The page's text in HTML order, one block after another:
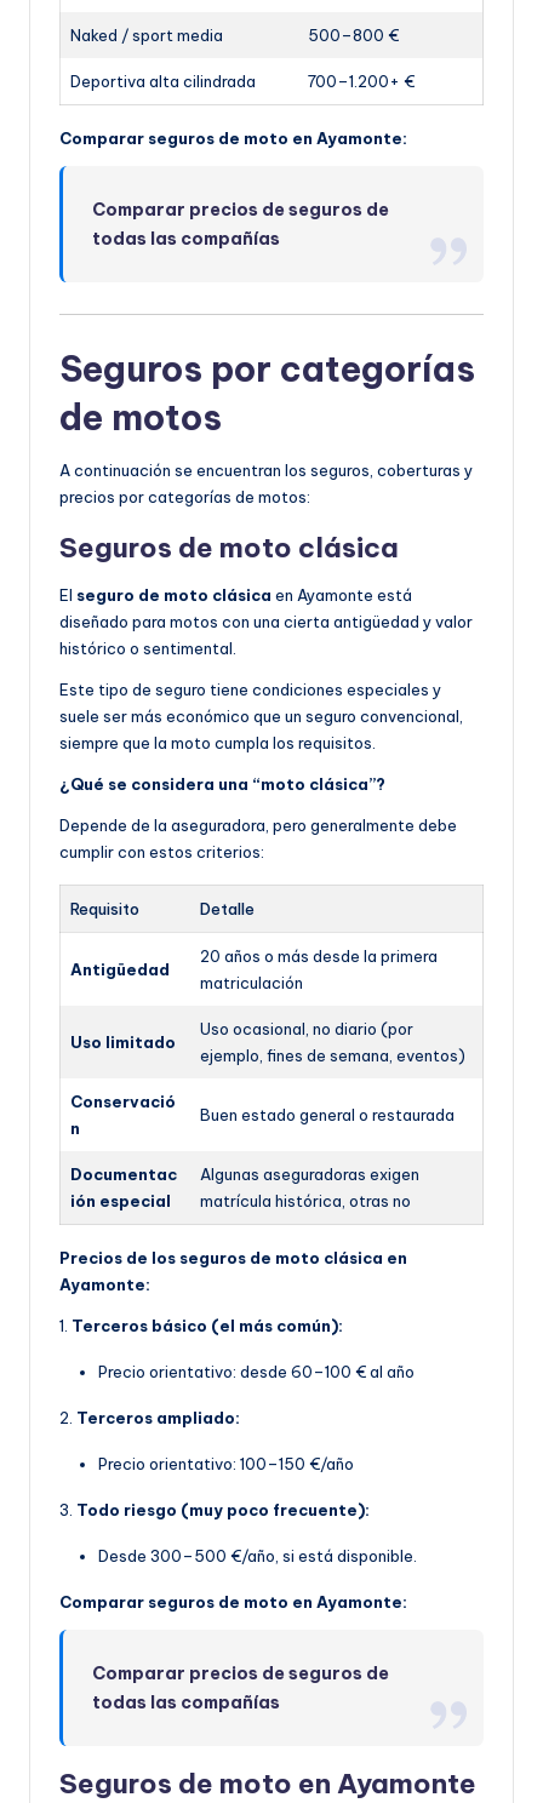
Naked / sport media 500–800 €
Deportiva alta cilindrada 700–1.200+ €
Comparar seguros de moto en Ayamonte:
Comparar precios de seguros de
todas las compañías
Seguros por categorías
de motos
A continuación se encuentran los seguros, coberturas y
precios por categorías de motos:
Seguros de moto clásica
El seguro de moto clásica en Ayamonte está
diseñado para motos con una cierta antigüedad y valor
histórico o sentimental.
Este tipo de seguro tiene condiciones especiales y
suele ser más económico que un seguro convencional,
siempre que la moto cumpla los requisitos.
¿Qué se considera una “moto clásica”?
Depende de la aseguradora, pero generalmente debe
cumplir con estos criterios:
Requisito Detalle
Antigüedad
20 años o más desde la primera
matriculación
Uso limitado
Uso ocasional, no diario (por
ejemplo, fines de semana, eventos)
Conservació
n
Buen estado general o restaurada
Documentac
ión especial
Algunas aseguradoras exigen
matrícula histórica, otras no
Precios de los seguros de moto clásica en
Ayamonte:
1. Terceros básico (el más común):
Precio orientativo: desde 60–100 € al año
2. Terceros ampliado:
Precio orientativo: 100–150 €/año
3. Todo riesgo (muy poco frecuente):
Desde 300–500 €/año, si está disponible.
Comparar seguros de moto en Ayamonte:
Comparar precios de seguros de
todas las compañías
Seguros de moto en Ayamonte